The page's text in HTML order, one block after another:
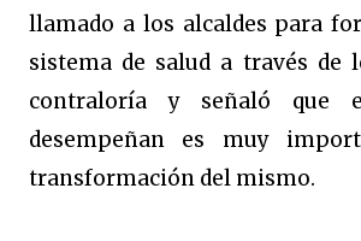
llamado a los alcaldes para
sistema de salud a través de
contraloría y señaló que
desempeñan es muy
transformación del mismo.